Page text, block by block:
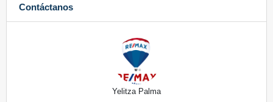
Contáctanos
Yelitza Palma